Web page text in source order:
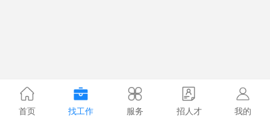
首页 找工作 服务 招人才 我的